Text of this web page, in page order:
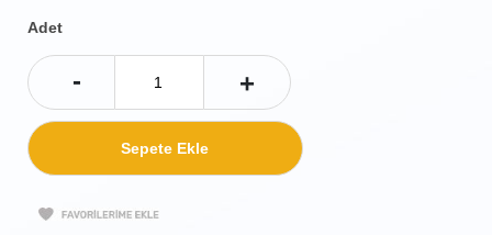
Adet
+
-